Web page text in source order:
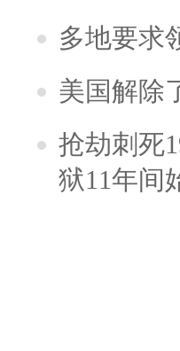
多地要求
美国解除
抢劫刺死
狱11年间